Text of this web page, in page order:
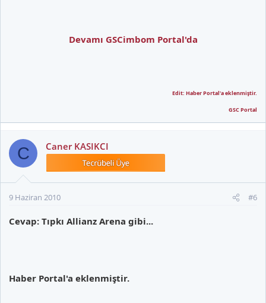
Devamı GSCimbom Portal'da
Edit: Haber Portal'a eklenmiştir.
GSC Portal​
C Caner KASIKCI
9 Haziran 2010 #6
Cevap: Tıpkı Allianz Arena gibi...
Haber Portal'a eklenmiştir.